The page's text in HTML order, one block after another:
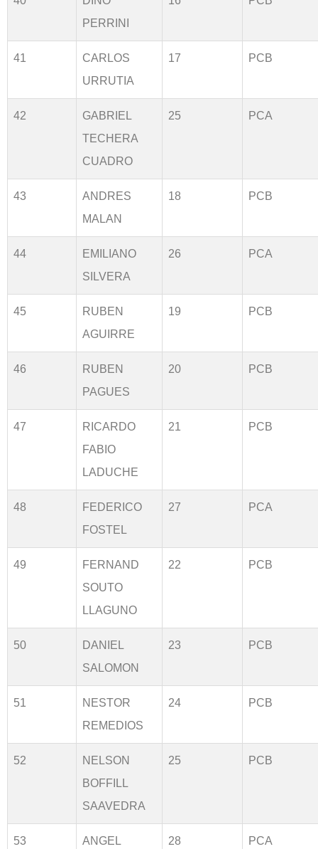
PERRINI
41
CARLOS
URRUTIA
17 PCB
42
GABRIEL
TECHERA
CUADRO
25 PCA
43
ANDRES
MALAN
18 PCB
44
EMILIANO
SILVERA
26 PCA
45
RUBEN
AGUIRRE
19 PCB
46
RUBEN
PAGUES
20 PCB
47
RICARDO
FABIO
LADUCHE
21 PCB
48
FEDERICO
FOSTEL
27 PCA
49
FERNAND
SOUTO
LLAGUNO
22 PCB
50
DANIEL
SALOMON
23 PCB
51
NESTOR
REMEDIOS
24 PCB
52
NELSON
BOFFILL
SAAVEDRA
25 PCB
53
ANGEL
28 PCA